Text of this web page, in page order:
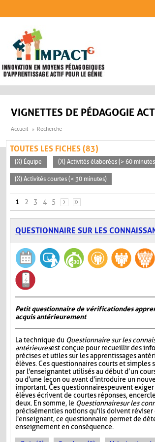
VIGNETTES DE PÉDAGOGIE
Accueil Recherche
TOUTES LES FICHES (83)
(X) Équipe (X) Activités élaborées (> 60
(X) Activités courtes (< 30 minutes)
PAGES
1 2 3 4 5 › »
QUESTIONNAIRE SUR LES
Petit questionnaire de vérification des
acquis antérieurement
La technique du Questionnaire sur les
antérieuresest conçue pour recueillir des
précises et utiles sur les apprentissages
élèves. Ces questionnaires courts et simples
par l'enseignant et utilisés au début d’un
ou d'une leçon ou avant d'introduire un
important. Ces questionnaires peuvent
élèves écrivent de courtes réponses,
deux. En somme, le Questionnaire sur les
précisément les notions qu'ils doivent
l'enseignant, ce questionnaire permet de
enseignement en conséquence.